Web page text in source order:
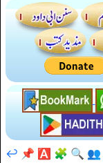
👥
🔍
🧩
🅰️
📌
↩️